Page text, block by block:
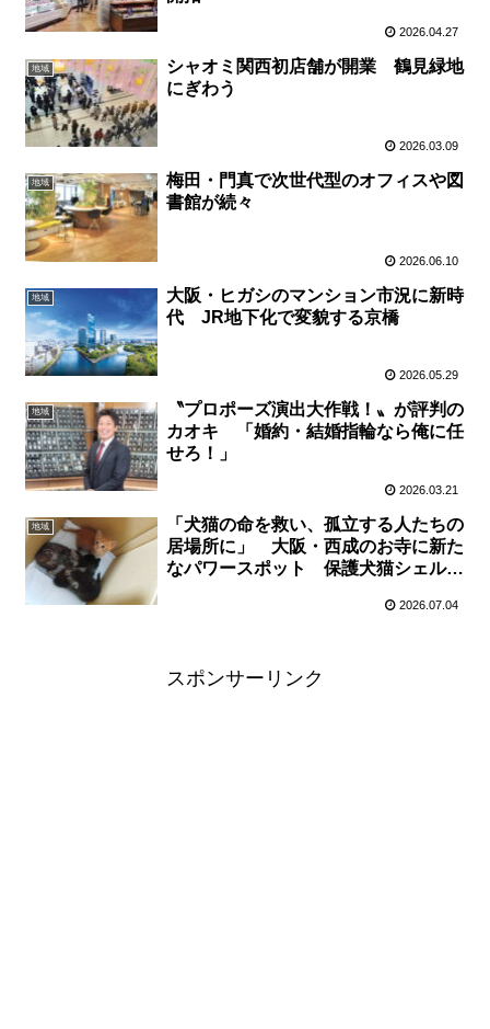
2026.04.27
地域
シャオミ関西初店舗が開業 鶴見緑地
にぎわう
2026.03.09
地域
梅田・門真で次世代型のオフィスや図
書館が続々
2026.06.10
地域
大阪・ヒガシのマンション市況に新時
代 JR地下化で変貌する京橋
2026.05.29
地域
〝プロポーズ演出大作戦！〟が評判の
カオキ 「婚約・結婚指輪なら俺に任
せろ！」
2026.03.21
地域
「犬猫の命を救い、孤立する人たちの
居場所に」 大阪・西成のお寺に新た
なパワースポット 保護犬猫シェルタ
2026.07.04
スポンサーリンク